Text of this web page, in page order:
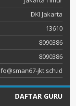
DKI Jakarta
13610
8090386
8090386
jkt.sch.id
DAFTAR GURU